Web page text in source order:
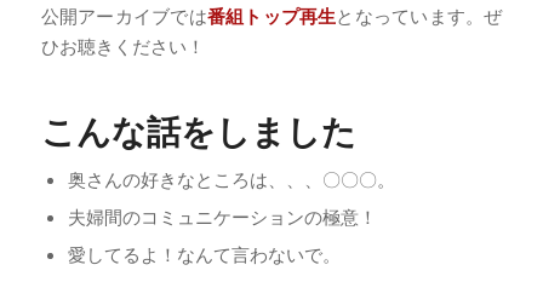
公開アーカイブでは番組トップ再生となっています。ぜ
ひお聴きください！
こんな話をしました
奥さんの好きなところは、、、〇〇〇。
夫婦間のコミュニケーションの極意！
愛してるよ！なんて言わないで。